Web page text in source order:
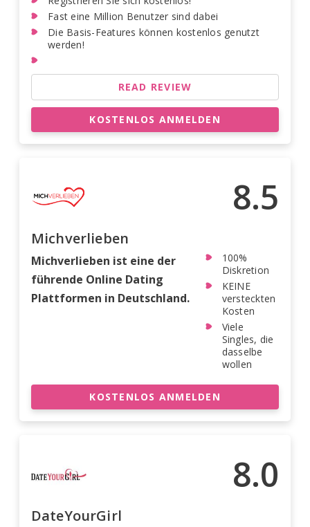
Fast eine Million Benutzer sind dabei
Die Basis-Features können kostenlos genutzt
werden!
READ REVIEW
KOSTENLOS ANMELDEN
8.5
Michverlieben
Michverlieben ist eine der
führende Online Dating
Plattformen in Deutschland.
100%
Diskretion
KEINE
versteckten
Kosten
Viele
Singles, die
dasselbe
wollen
KOSTENLOS ANMELDEN
8.0
DateYourGirl